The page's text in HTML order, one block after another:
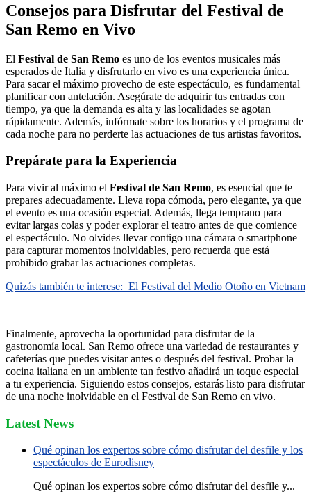
Consejos para Disfrutar del Festival de
San Remo en Vivo
El Festival de San Remo es uno de los eventos musicales más
esperados de Italia y disfrutarlo en vivo es una experiencia única.
Para sacar el máximo provecho de este espectáculo, es fundamental
planificar con antelación. Asegúrate de adquirir tus entradas con
tiempo, ya que la demanda es alta y las localidades se agotan
rápidamente. Además, infórmate sobre los horarios y el programa de
cada noche para no perderte las actuaciones de tus artistas favoritos.
Prepárate para la Experiencia
Para vivir al máximo el Festival de San Remo, es esencial que te
prepares adecuadamente. Lleva ropa cómoda, pero elegante, ya que
el evento es una ocasión especial. Además, llega temprano para
evitar largas colas y poder explorar el teatro antes de que comience
el espectáculo. No olvides llevar contigo una cámara o smartphone
para capturar momentos inolvidables, pero recuerda que está
prohibido grabar las actuaciones completas.
Quizás también te interese: El Festival del Medio Otoño en Vietnam
Finalmente, aprovecha la oportunidad para disfrutar de la
gastronomía local. San Remo ofrece una variedad de restaurantes y
cafeterías que puedes visitar antes o después del festival. Probar la
cocina italiana en un ambiente tan festivo añadirá un toque especial
a tu experiencia. Siguiendo estos consejos, estarás listo para disfrutar
de una noche inolvidable en el Festival de San Remo en vivo.
Latest News
Qué opinan los expertos sobre cómo disfrutar del desfile y los
espectáculos de Eurodisney
Qué opinan los expertos sobre cómo disfrutar del desfile y...